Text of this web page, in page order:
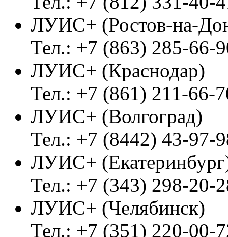
ЛУИС+ (Ростов-на-
Тел.: +7 (863) 285-66-
ЛУИС+ (Краснодар)
Тел.: +7 (861) 211-66-
ЛУИС+ (Волгоград)
Тел.: +7 (8442) 43-97-
ЛУИС+
Тел.: +7 (343) 298-20-
ЛУИС+ (Челябинск)
Тел.: +7 (351) 220-00-